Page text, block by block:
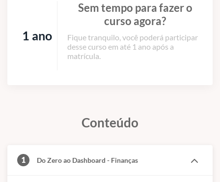
1 ano
Sem tempo para fazer o
curso agora?
Fique tranquilo, você poderá participar
desse curso em até 1 ano após a
matrícula.
Conteúdo
1 Do Zero ao Dashboard - Finanças